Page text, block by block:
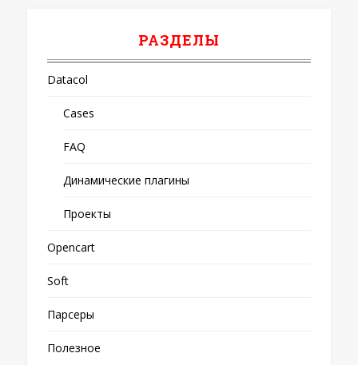
РАЗДЕЛЫ
Datacol
Cases
FAQ
Динамические плагины
Проекты
Opencart
Soft
Парсеры
Полезное